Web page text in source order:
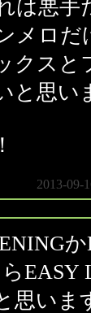
は悪手
メロだ
クスと
と思い
2013-09-
EASY
思いま